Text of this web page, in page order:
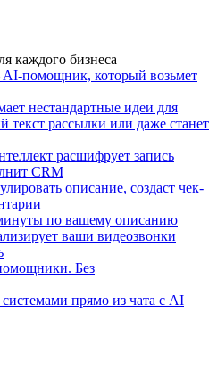
каждого бизнеса
помощник, который возьмет
нестандартные идеи для
рассылки или даже станет
расшифрует запись
CRM
описание, создаст чек-
по вашему описанию
ваши видеозвонки
Без
прямо из чата с AI